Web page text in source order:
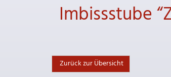
Imbissstube
Zurück zur Übersicht